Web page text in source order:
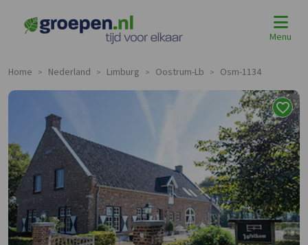
Menu
Home > Nederland > Limburg > Oostrum-Lb > Osm-1134